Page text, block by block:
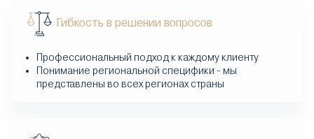
Гибкость в решении вопросов
Профессиональный подход к каждому клиенту
Понимание региональной специфики - мы
представлены во всех регионах страны